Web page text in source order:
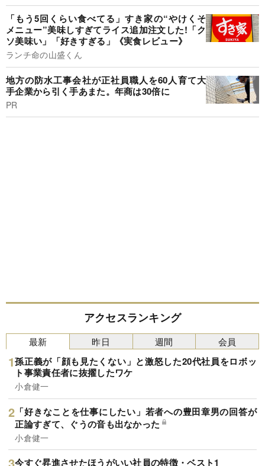
「もう5回くらい食べてる」すき家の“やけくそ
メニュー”美味しすぎてライス追加注文した!「ク
ソ美味い」「好きすぎる」《実食レビュー》
ランチ命の山盛くん
地方の防水工事会社が正社員職人を60人育て大
手企業から引く手あまた。年商は30倍に
PR
アクセスランキング
最新
孫正義が「顔も見たくない」と激怒した20代社員をロボッ
ト事業責任者に抜擢したワケ
小倉健一
「好きなことを仕事にしたい」若者への豊田章男の回答が
正論すぎて、ぐうの音も出なかった
小倉健一
今すぐ昇進させたほうがいい社員の特徴・ベスト1
昨日 週間 会員